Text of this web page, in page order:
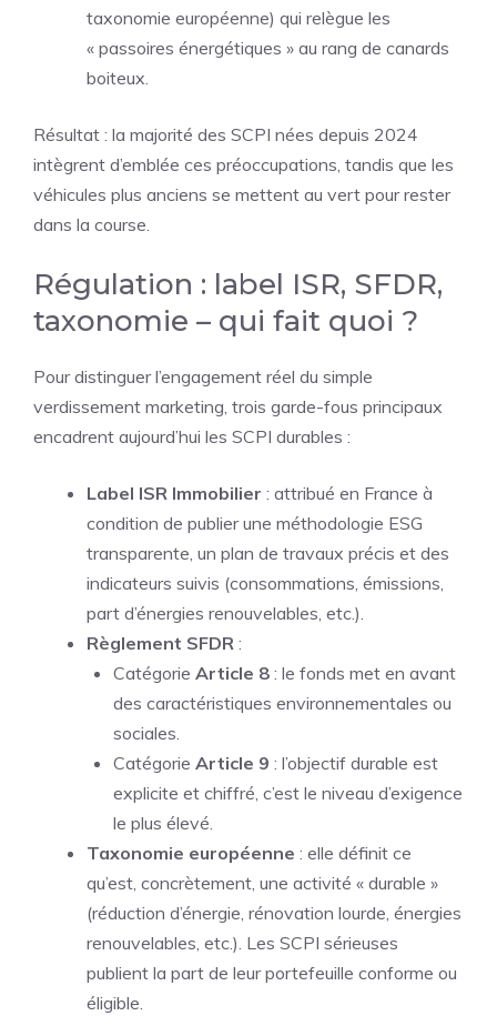
taxonomie européenne) qui relègue les
« passoires énergétiques » au rang de canards
boiteux.
Résultat : la majorité des SCPI nées depuis 2024
intègrent d’emblée ces préoccupations, tandis que les
véhicules plus anciens se mettent au vert pour rester
dans la course.
Régulation : label ISR, SFDR,
taxonomie – qui fait quoi ?
Pour distinguer l’engagement réel du simple
verdissement marketing, trois garde-fous principaux
encadrent aujourd’hui les SCPI durables :
Label ISR Immobilier : attribué en France à
condition de publier une méthodologie ESG
transparente, un plan de travaux précis et des
indicateurs suivis (consommations, émissions,
part d’énergies renouvelables, etc.).
Règlement SFDR :
Catégorie Article 8 : le fonds met en avant
des caractéristiques environnementales ou
sociales.
Catégorie Article 9 : l’objectif durable est
explicite et chiffré, c’est le niveau d’exigence
le plus élevé.
Taxonomie européenne : elle définit ce
qu’est, concrètement, une activité « durable »
(réduction d’énergie, rénovation lourde, énergies
renouvelables, etc.). Les SCPI sérieuses
publient la part de leur portefeuille conforme ou
éligible.